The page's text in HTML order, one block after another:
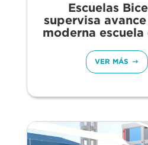
Escuelas
supervisa
moderna escuela
VER MÁS